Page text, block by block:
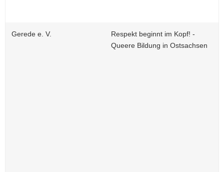
Gerede e. V.
Respekt beginnt im Kopf! -
Queere Bildung in Ostsachsen